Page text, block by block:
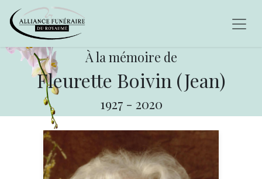
À la mémoire de
Fleurette Boivin (Jean)
1927 - 2020